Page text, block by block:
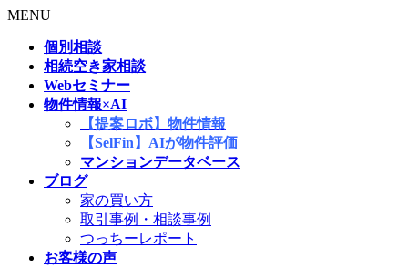
MENU
個別相談
相続空き家相談
Webセミナー
物件情報×AI
【提案ロボ】物件情報
【SelFin】AIが物件評価
マンションデータベース
ブログ
家の買い方
取引事例・相談事例
つっちーレポート
お客様の声